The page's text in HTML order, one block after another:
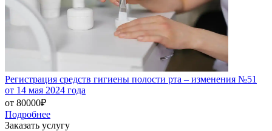
Регистрация средств гигиены полости рта – изменения №51
от 14 мая 2024 года
от 80000₽
Подробнее
Заказать услугу